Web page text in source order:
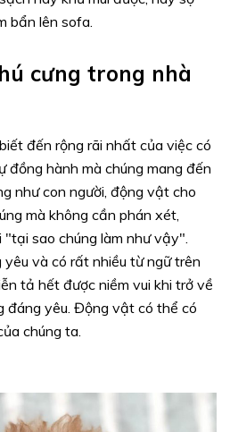
bẩn lên sofa.
cưng trong nhà
đến rộng rãi nhất của việc có
đồng hành mà chúng mang đến
như con người, động vật cho
mà không cần phán xét,
sao chúng làm như vậy".
và có rất nhiều từ ngữ trên
tả hết được niềm vui khi trở về
đáng yêu. Động vật có thể có
chúng ta.